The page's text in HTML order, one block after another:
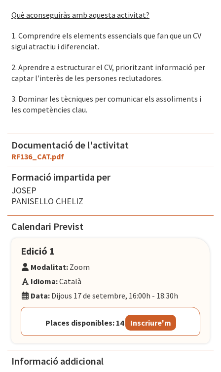
Què aconseguiràs amb aquesta activitat?
1. Comprendre els elements essencials que fan que un CV
sigui atractiu i diferenciat.
2. Aprendre a estructurar el CV, prioritzant informació per
captar l'interès de les persones reclutadores.
3. Dominar les tècniques per comunicar els assoliments i
les competències clau.
Documentació de l'activitat
RF136_CAT.pdf
Formació impartida per
JOSEP
PANISELLO CHELIZ
Calendari Previst
Edició 1
Modalitat: Zoom
Idioma:Català
Data: Dijous 17 de setembre, 16:00h - 18:30h
Places disponibles: 14 Inscriure'm
Informació addicional